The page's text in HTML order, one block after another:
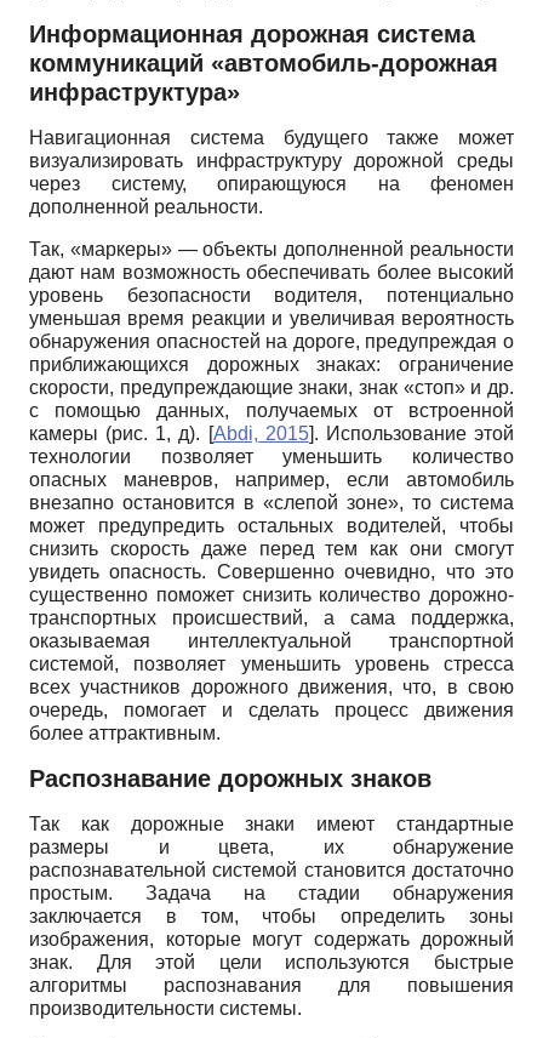
Информационная дорожная система
коммуникаций «автомобиль-дорожная
инфраструктура»
Навигационная система будущего также может
визуализировать инфраструктуру дорожной среды
через систему, опирающуюся на феномен
дополненной реальности.
Так, «маркеры» — объекты дополненной реальности
дают нам возможность обеспечивать более высокий
уровень безопасности водителя, потенциально
уменьшая время реакции и увеличивая вероятность
обнаружения опасностей на дороге, предупреждая о
приближающихся дорожных знаках: ограничение
скорости, предупреждающие знаки, знак «стоп» и др.
с помощью данных, получаемых от встроенной
камеры (рис. 1, д). [Abdi, 2015]. Использование этой
технологии позволяет уменьшить количество
опасных маневров, например, если автомобиль
внезапно остановится в «слепой зоне», то система
может предупредить остальных водителей, чтобы
снизить скорость даже перед тем как они смогут
увидеть опасность. Совершенно очевидно, что это
существенно поможет снизить количество дорожно-
транспортных происшествий, а сама поддержка,
оказываемая интеллектуальной транспортной
системой, позволяет уменьшить уровень стресса
всех участников дорожного движения, что, в свою
очередь, помогает и сделать процесс движения
более аттрактивным.
Распознавание дорожных знаков
Так как дорожные знаки имеют стандартные
размеры и цвета, их обнаружение
распознавательной системой становится достаточно
простым. Задача на стадии обнаружения
заключается в том, чтобы определить зоны
изображения, которые могут содержать дорожный
знак. Для этой цели используются быстрые
алгоритмы распознавания для повышения
производительности системы.